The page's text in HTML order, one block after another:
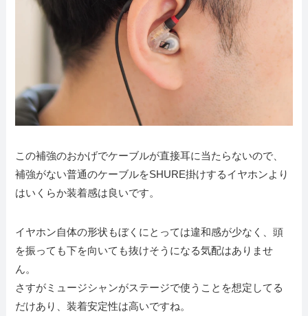
この補強のおかげでケーブルが直接耳に当たらないので、
補強がない普通のケーブルをSHURE掛けするイヤホンより
はいくらか装着感は良いです。
イヤホン自体の形状もぼくにとっては違和感が少なく、頭
を振っても下を向いても抜けそうになる気配はありませ
ん。
さすがミュージシャンがステージで使うことを想定してる
だけあり、装着安定性は高いですね。